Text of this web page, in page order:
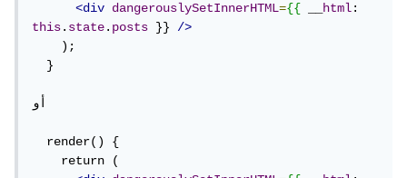
<div dangerouslySetInnerHTML={{ __html
this.state.posts }} />
    );
  }
أو
  render() {
    return (